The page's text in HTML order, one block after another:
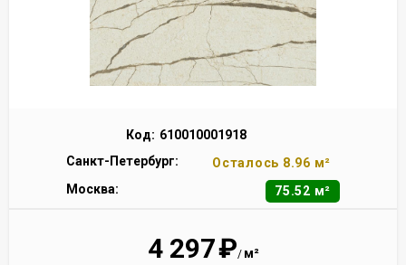
Код: 610010001918
Санкт-Петербург:
Осталось 8.96 м²
Москва:
75.52 м²
4 297₽/ м²